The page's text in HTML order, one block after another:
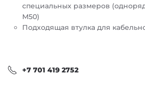
специальных размеров
M50)
Подходящая втулка для
+7 701 419 2752